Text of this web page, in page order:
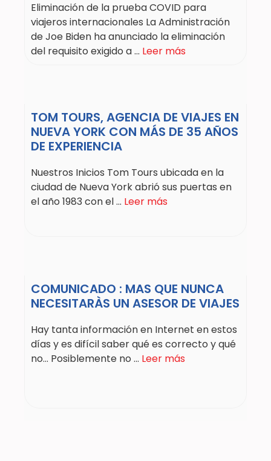
Eliminación de la prueba COVID para
viajeros internacionales La Administración
de Joe Biden ha anunciado la eliminación
del requisito exigido a ... Leer más
TOM TOURS, AGENCIA DE VIAJES EN
NUEVA YORK CON MÁS DE 35 AÑOS
DE EXPERIENCIA
Nuestros Inicios Tom Tours ubicada en la
ciudad de Nueva York abrió sus puertas en
el año 1983 con el ... Leer más
COMUNICADO : MAS QUE NUNCA
NECESITARÀS UN ASESOR DE VIAJES
Hay tanta información en Internet en estos
días y es difícil saber qué es correcto y qué
no… Posiblemente no ... Leer más